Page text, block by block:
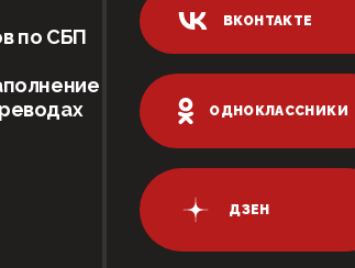
по СБП
ВКОНТАКТЕ
ОДНОКЛАССНИКИ
ДЗЕН